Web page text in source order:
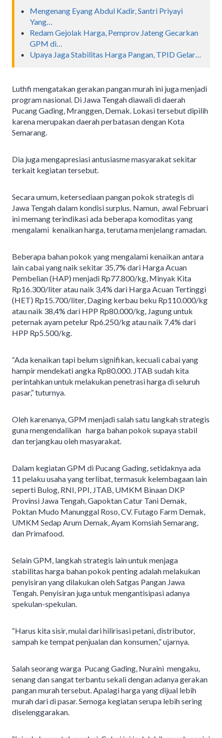
Mengenang Eyang Abdul Kadir, Santri Priyayi
Yang…
Redam Gejolak Harga, Pemprov Jateng Gecarkan
GPM di…
Upaya Jaga Stabilitas Harga Pangan, TPID Gelar…
Luthfi mengatakan gerakan pangan murah ini juga menjadi
program nasional. Di Jawa Tengah diawali di daerah
Pucang Gading, Mranggen, Demak. Lokasi tersebut dipilih
karena merupakan daerah perbatasan dengan Kota
Semarang.
Dia juga mengapresiasi antusiasme masyarakat sekitar
terkait kegiatan tersebut.
Secara umum, ketersediaan pangan pokok strategis di
Jawa Tengah dalam kondisi surplus. Namun, awal Februari
ini memang terindikasi ada beberapa komoditas yang
mengalami kenaikan harga, terutama menjelang ramadan.
Beberapa bahan pokok yang mengalami kenaikan antara
lain cabai yang naik sekitar 35,7% dari Harga Acuan
Pembelian (HAP) menjadi Rp77.800/kg, Minyak Kita
Rp16.300/liter atau naik 3,4% dari Harga Acuan Tertinggi
(HET) Rp15.700/liter, Daging kerbau beku Rp110.000/kg
atau naik 38,4% dari HPP Rp80.000/kg, Jagung untuk
peternak ayam petelur Rp6.250/kg atau naik 7,4% dari
HPP Rp5.500/kg.
“Ada kenaikan tapi belum signifikan, kecuali cabai yang
hampir mendekati angka Rp80.000. JTAB sudah kita
perintahkan untuk melakukan penetrasi harga di seluruh
pasar,” tuturnya.
Oleh karenanya, GPM menjadi salah satu langkah strategis
guna mengendalikan harga bahan pokok supaya stabil
dan terjangkau oleh masyarakat.
Dalam kegiatan GPM di Pucang Gading, setidaknya ada
11 pelaku usaha yang terlibat, termasuk kelembagaan lain
seperti Bulog, RNI, PPI, JTAB, UMKM Binaan DKP
Provinsi Jawa Tengah, Gapoktan Catur Tani Demak,
Poktan Mudo Manunggal Roso, CV. Futago Farm Demak,
UMKM Sedap Arum Demak, Ayam Komsiah Semarang,
dan Primafood.
Selain GPM, langkah strategis lain untuk menjaga
stabilitas harga bahan pokok penting adalah melakukan
penyisiran yang dilakukan oleh Satgas Pangan Jawa
Tengah. Penyisiran juga untuk mengantisipasi adanya
spekulan-spekulan.
“Harus kita sisir, mulai dari hilirisasi petani, distributor,
sampah ke tempat penjualan dan konsumen,” ujarnya.
Salah seorang warga Pucang Gading, Nuraini mengaku,
senang dan sangat terbantu sekali dengan adanya gerakan
pangan murah tersebut. Apalagi harga yang dijual lebih
murah dari di pasar. Semoga kegiatan serupa lebih sering
diselenggarakan.